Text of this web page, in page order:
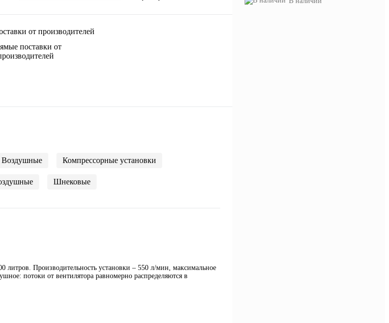
поставки от
Воздушные Компрессорные установки
Шнековые
литров. Производительность установки – 550 л/мин, максимальное
потоки от вентилятора равномерно распределяются в